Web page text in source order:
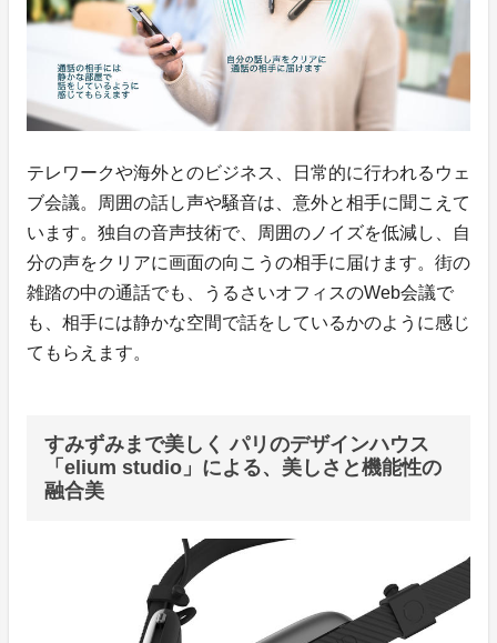
テレワークや海外とのビジネス、日常的に行われるウェ
ブ会議。周囲の話し声や騒音は、意外と相手に聞こえて
います。独自の音声技術で、周囲のノイズを低減し、自
分の声をクリアに画面の向こうの相手に届けます。街の
雑踏の中の通話でも、うるさいオフィスのWeb会議で
も、相手には静かな空間で話をしているかのように感じ
てもらえます。
すみずみまで美しく パリのデザインハウス
「elium studio」による、美しさと機能性の
融合美